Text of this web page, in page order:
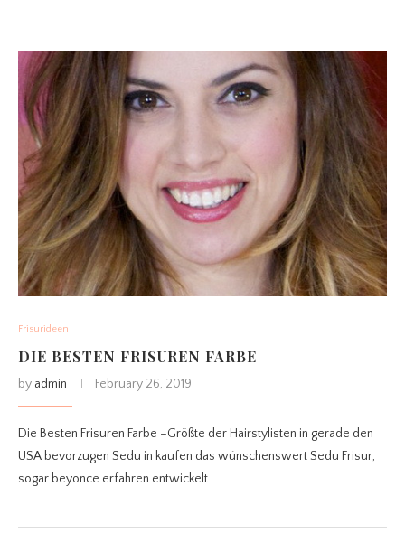
Frisurideen
DIE BESTEN FRISUREN FARBE
by admin February 26, 2019
Die Besten Frisuren Farbe –Größte der Hairstylisten in gerade den
USA bevorzugen Sedu in kaufen das wünschenswert Sedu Frisur;
sogar beyonce erfahren entwickelt…